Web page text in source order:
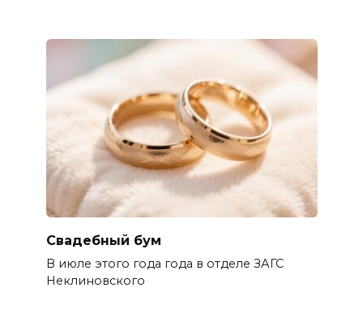
Свадебный бум
В июле этого года года в отделе ЗАГС
Неклиновского